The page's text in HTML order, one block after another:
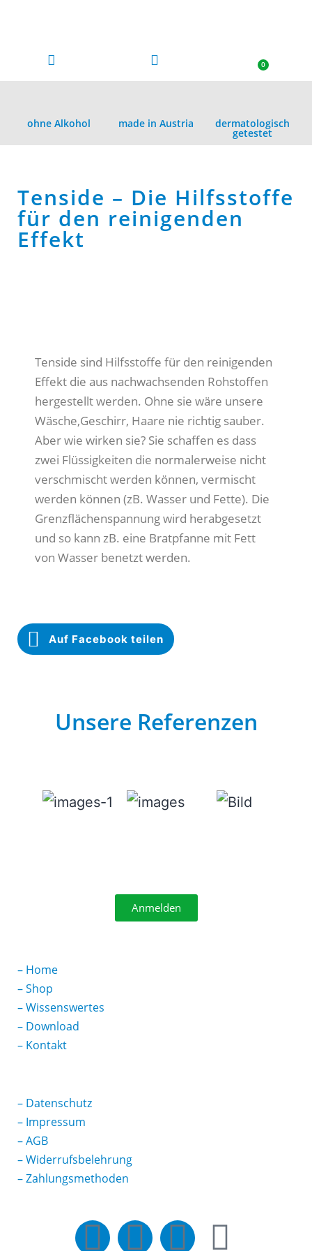
0
ohne Alkohol made in Austria dermatologisch
getestet
Tenside – Die Hilfsstoffe
für den reinigenden
Effekt
Tenside sind Hilfsstoffe für den reinigenden
Effekt die aus nachwachsenden Rohstoffen
hergestellt werden. Ohne sie wäre unsere
Wäsche,Geschirr, Haare nie richtig sauber.
Aber wie wirken sie? Sie schaffen es dass
zwei Flüssigkeiten die normalerweise nicht
verschmischt werden können, vermischt
werden können (zB. Wasser und Fette). Die
Grenzflächenspannung wird herabgesetzt
und so kann zB. eine Bratpfanne mit Fett
von Wasser benetzt werden.
Auf Facebook teilen
Unsere Referenzen
Anmelden
– Home
–Shop
–Wissenswertes
– Download
– Kontakt
– Datenschutz
– Impressum
–AGB
–Widerrufsbelehrung
–Zahlungsmethoden